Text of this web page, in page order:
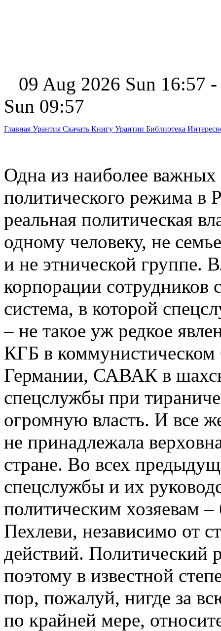
09 Aug 2026 Sun 16:57
Sun 09:57
Главная Урантия Скачать Книгу Урантии Библиотека
Одна из наиболее
политического режима в
реальная политическая
одному человеку, не
и не этнической группе.
корпорации сотрудников
система, в которой
– не такое уж редкое
КГБ в коммунистическом
Германии, САВАК в
спецслужбы при
огромную власть. И все
не принадлежала
стране. Во всех
спецслужбы и их
политическим хозяевам
Пехлеви, независимо от
действий. Политический
поэтому в известной
пор, пожалуй, нигде за
по крайней мере,